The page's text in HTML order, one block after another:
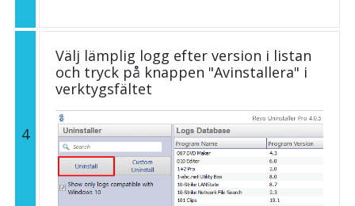
4
Välj lämplig logg efter version i listan
och tryck på knappen "Avinstallera" i
verktygsfältet